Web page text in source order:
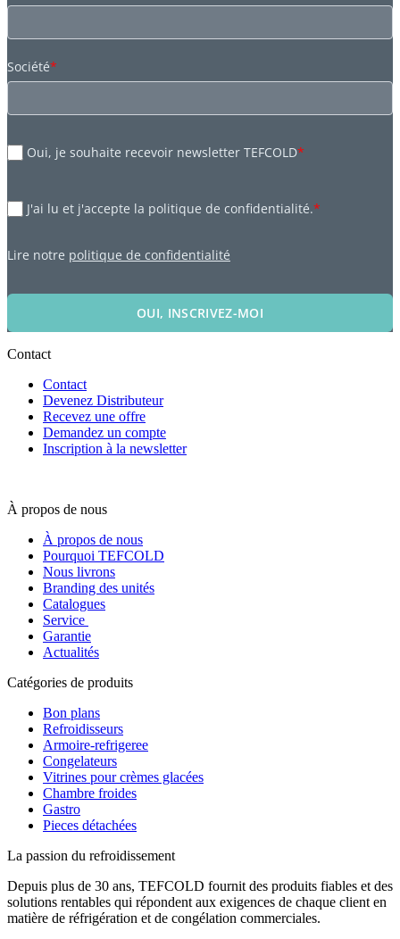
Société*
Oui, je souhaite recevoir newsletter TEFCOLD*
J'ai lu et j'accepte la politique de confidentialité.*
Lire notre politique de confidentialité
OUI, INSCRIVEZ-MOI
Contact
Contact
Devenez Distributeur
Recevez une offre
Demandez un compte
Inscription à la newsletter
À propos de nous
À propos de nous
Pourquoi TEFCOLD
Nous livrons
Branding des unités
Catalogues
Service
Garantie
Actualités
Catégories de produits
Bon plans
Refroidisseurs
Armoire-refrigeree
Congelateurs
Vitrines pour crèmes glacées
Chambre froides
Gastro
Pieces détachées
La passion du refroidissement
Depuis plus de 30 ans, TEFCOLD fournit des produits fiables et des
solutions rentables qui répondent aux exigences de chaque client en
matière de réfrigération et de congélation commerciales.